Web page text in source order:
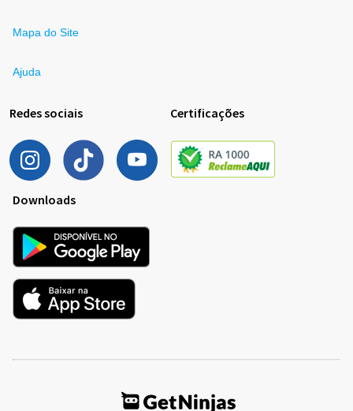
Mapa do Site
Ajuda
Redes sociais Certificações
Downloads